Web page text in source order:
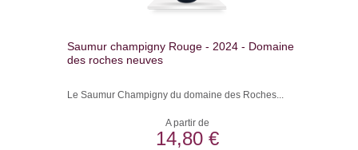
Saumur champigny Rouge - 2024 - Domaine
des roches neuves
Le Saumur Champigny du domaine des Roches...
A partir de
14,80 €